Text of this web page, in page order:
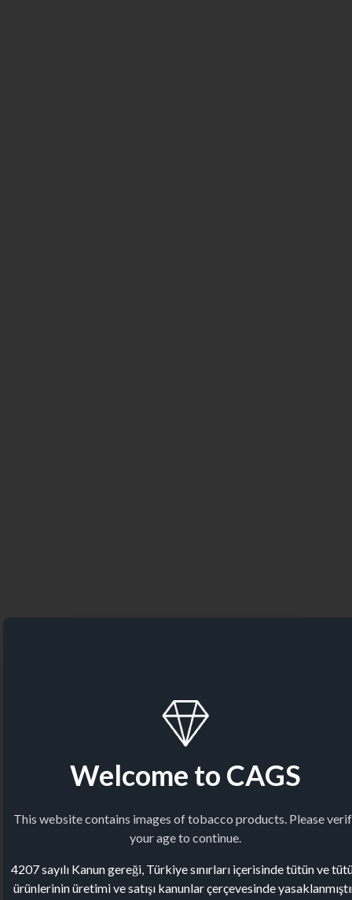
Welcome to CAGS
This website contains images of tobacco products. Please
your age to continue.
4207 sayılı Kanun gereği, Türkiye sınırları içerisinde tütün ve
ürünlerinin üretimi ve satışı kanunlar çerçevesinde